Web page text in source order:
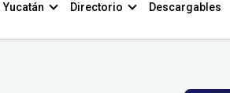
Directorio Descargables